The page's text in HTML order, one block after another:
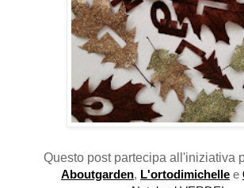
Questo post partecipa all'iniziativa
Aboutgarden, L'ortodimichelle e